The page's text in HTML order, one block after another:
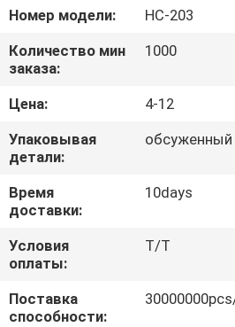
ПРОВЕРКА
КАЧЕСТВА
СВЯЖИТЕСЬ
МЫ
НОВОСТИ
СЛУЧАИ
КАРТА
Номер модели:
HC-203
Количество мин
заказа:
1000
Цена:
4-12
Упаковывая
детали:
обсуженный
Время
доставки:
10days
Условия
оплаты:
T/T
Поставка
способности: